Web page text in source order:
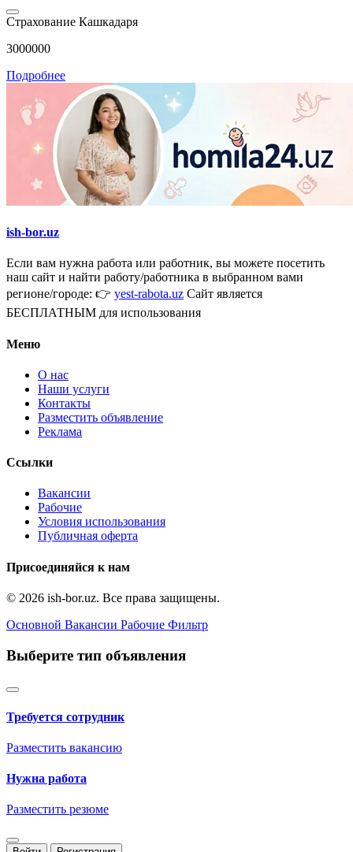
Страхование Кашкадаря
3000000
Подробнее
ish-bor.uz
Если вам нужна работа или работник, вы можете посетить
наш сайт и найти работу/работника в выбранном вами
регионе/городе: 👉 yest-rabota.uz Сайт является
БЕСПЛАТНЫМ для использования
Меню
О нас
Наши услуги
Контакты
Разместить объявление
Реклама
Ссылки
Вакансии
Рабочие
Условия использования
Публичная оферта
Присоединяйся к нам
© 2026 ish-bor.uz. Все права защищены.
Основной Вакансии Рабочие Фильтр
Выберите тип объявления
Требуется сотрудник
Разместить вакансию
Нужна работа
Разместить резюме